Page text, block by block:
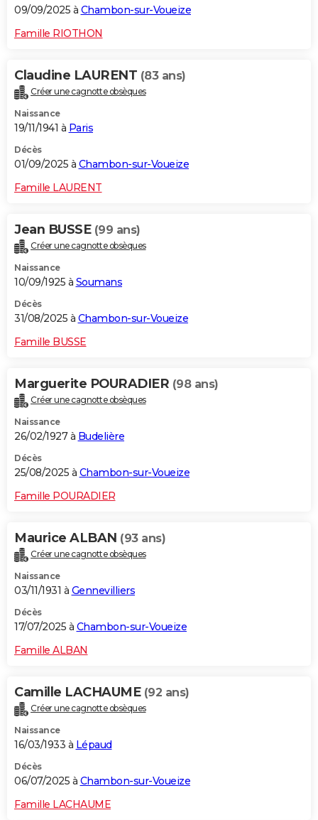
09/09/2025 à Chambon-sur-Voueize
Famille RIOTHON
Claudine LAURENT (83 ans)
Créer une cagnotte obsèques
Naissance
19/11/1941 à Paris
Décès
01/09/2025 à Chambon-sur-Voueize
Famille LAURENT
Jean BUSSE (99 ans)
Créer une cagnotte obsèques
Naissance
10/09/1925 à Soumans
Décès
31/08/2025 à Chambon-sur-Voueize
Famille BUSSE
Marguerite POURADIER (98 ans)
Créer une cagnotte obsèques
Naissance
26/02/1927 à Budelière
Décès
25/08/2025 à Chambon-sur-Voueize
Famille POURADIER
Maurice ALBAN (93 ans)
Créer une cagnotte obsèques
Naissance
03/11/1931 à Gennevilliers
Décès
17/07/2025 à Chambon-sur-Voueize
Famille ALBAN
Camille LACHAUME (92 ans)
Créer une cagnotte obsèques
Naissance
16/03/1933 à Lépaud
Décès
06/07/2025 à Chambon-sur-Voueize
Famille LACHAUME